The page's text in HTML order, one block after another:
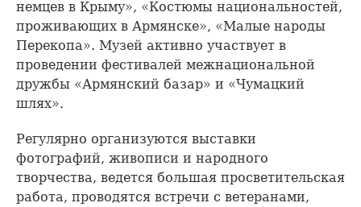
немцев в Крыму», «Костюмы национальностей,
проживающих в Армянске», «Малые народы
Перекопа». Музей активно участвует в
проведении фестивалей межнациональной
дружбы «Армянский базар» и «Чумацкий
шлях».
Регулярно организуются выставки
фотографий, живописи и народного
творчества, ведется большая просветительская
работа, проводятся встречи с ветеранами,